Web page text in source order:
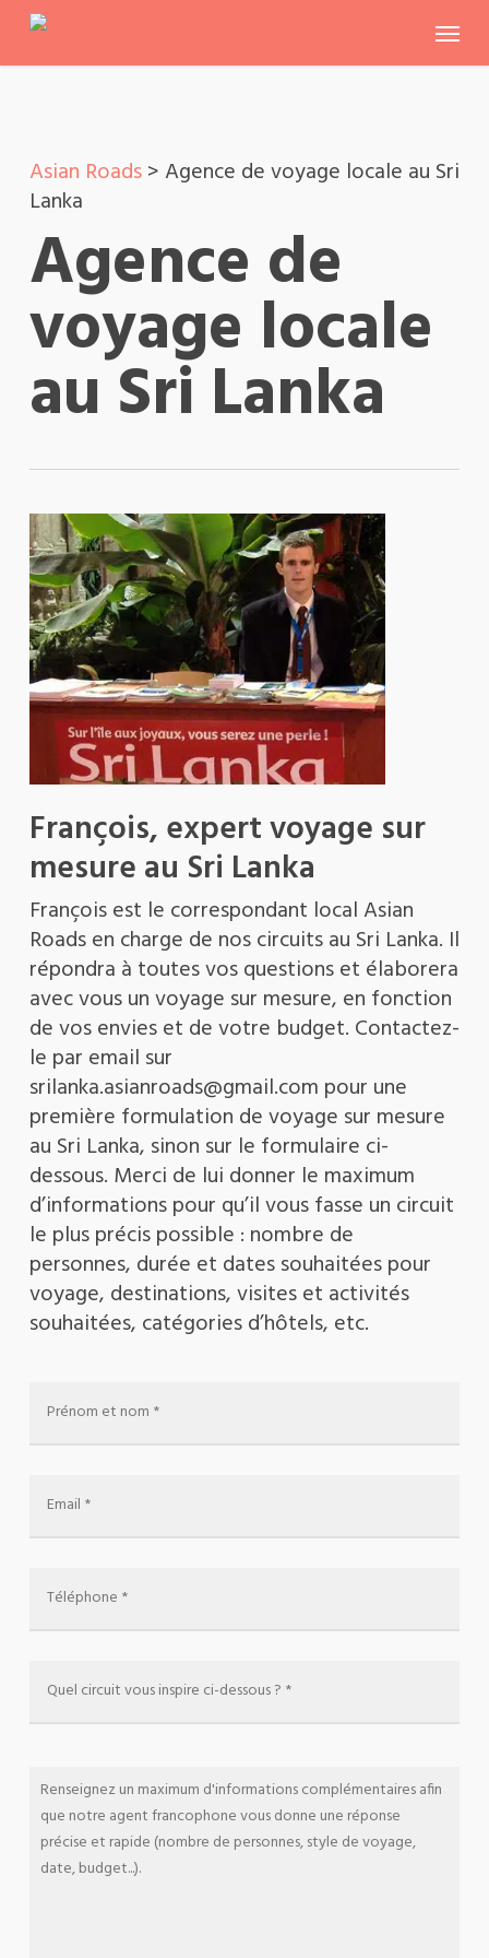
Skip
main
Menu
Asian Roads> Agence de voyage locale au Sri
Lanka
Agence de
voyage locale
au Sri Lanka
François, expert voyage sur
mesure au Sri Lanka
François est le correspondant local Asian
Roads en charge de nos circuits au Sri Lanka. Il
répondra à toutes vos questions et élaborera
avec vous un voyage sur mesure, en fonction
de vos envies et de votre budget. Contactez-
le par email sur
srilanka.asianroads@gmail.com pour une
première formulation de voyage sur mesure
au Sri Lanka, sinon sur le formulaire ci-
dessous. Merci de lui donner le maximum
d’informations pour qu’il vous fasse un circuit
le plus précis possible : nombre de
personnes, durée et dates souhaitées pour
voyage, destinations, visites et activités
souhaitées, catégories d’hôtels, etc.